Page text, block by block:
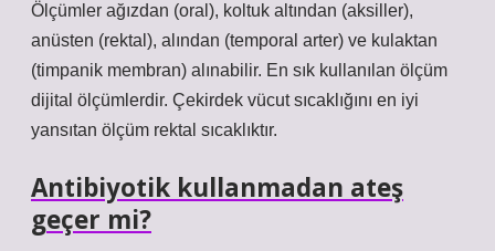
Ölçümler ağızdan (oral), koltuk altından (aksiller),
anüsten (rektal), alından (temporal arter) ve kulaktan
(timpanik membran) alınabilir. En sık kullanılan ölçüm
dijital ölçümlerdir. Çekirdek vücut sıcaklığını en iyi
yansıtan ölçüm rektal sıcaklıktır.
Antibiyotik kullanmadan ateş
geçer mi?